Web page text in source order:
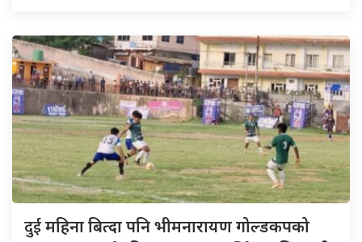
दुईमहिना बित्दा पनि भीमनारायण गोल्डकपको